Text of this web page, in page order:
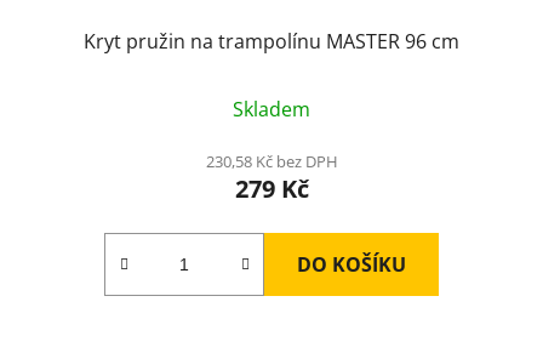
Kryt pružin na trampolínu MASTER 96 cm
Skladem
230,58 Kč bez DPH
279 Kč
DO KOŠÍKU